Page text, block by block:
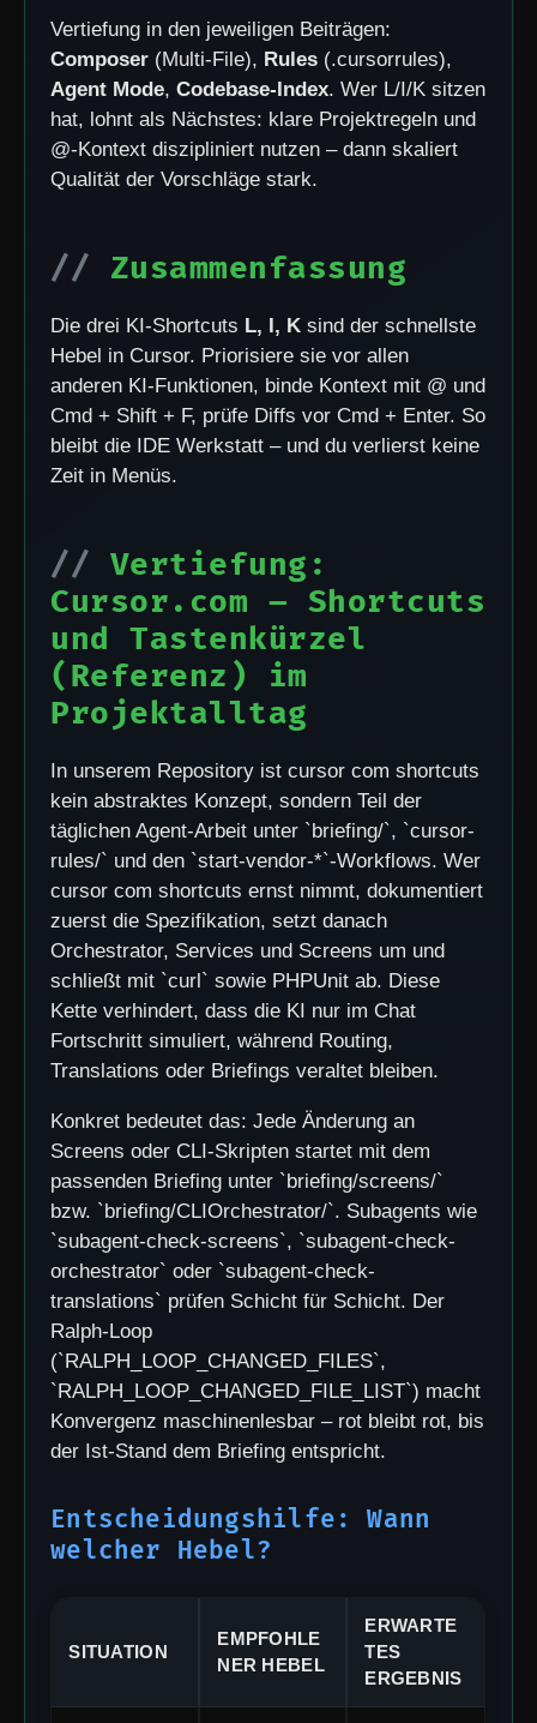
Vertiefung in den jeweiligen Beiträgen:
Composer (Multi-File), Rules (.cursorrules),
Agent Mode,Codebase-Index. Wer L/I/K sitzen
hat, lohnt als Nächstes: klare Projektregeln und
@-Kontext diszipliniert nutzen – dann skaliert
Qualität der Vorschläge stark.
Zusammenfassung
Die drei KI-Shortcuts L, I, K sind der schnellste
Hebel in Cursor. Priorisiere sie vor allen
anderen KI-Funktionen, binde Kontext mit @ und
Cmd + Shift + F, prüfe Diffs vor Cmd + Enter. So
bleibt die IDE Werkstatt – und du verlierst keine
Zeit in Menüs.
Vertiefung:
Cursor.com – Shortcuts
und Tastenkürzel
(Referenz) im
Projektalltag
In unserem Repository ist cursor com shortcuts
kein abstraktes Konzept, sondern Teil der
täglichen Agent-Arbeit unter `briefing/`, `cursor-
rules/` und den `start-vendor-*`-Workflows. Wer
cursor com shortcuts ernst nimmt, dokumentiert
zuerst die Spezifikation, setzt danach
Orchestrator, Services und Screens um und
schließt mit `curl` sowie PHPUnit ab. Diese
Kette verhindert, dass die KI nur im Chat
Fortschritt simuliert, während Routing,
Translations oder Briefings veraltet bleiben.
Konkret bedeutet das: Jede Änderung an
Screens oder CLI-Skripten startet mit dem
passenden Briefing unter `briefing/screens/`
bzw. `briefing/CLIOrchestrator/`. Subagents wie
`subagent-check-screens`, `subagent-check-
orchestrator` oder `subagent-check-
translations` prüfen Schicht für Schicht. Der
Ralph-Loop
(`RALPH_LOOP_CHANGED_FILES`,
`RALPH_LOOP_CHANGED_FILE_LIST`) macht
Konvergenz maschinenlesbar – rot bleibt rot, bis
der Ist-Stand dem Briefing entspricht.
Entscheidungshilfe: Wann
welcher Hebel?
SITUATION
EMPFOHLE
NER HEBEL
ERWARTE
TES
ERGEBNIS